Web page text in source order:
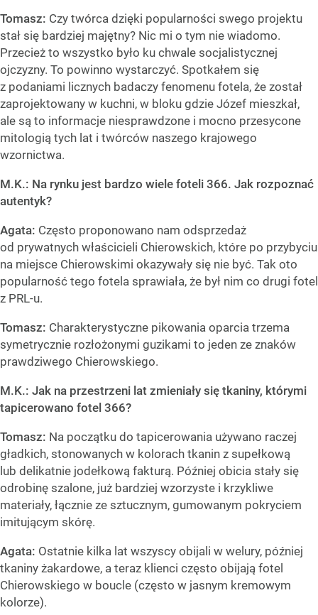
Tomasz: Czy twórca dzięki popularności swego projektu
stał się bardziej majętny? Nic mi o tym nie wiadomo.
Przecież to wszystko było ku chwale socjalistycznej
ojczyzny. To powinno wystarczyć. Spotkałem się
z podaniami licznych badaczy fenomenu fotela, że został
zaprojektowany w kuchni, w bloku gdzie Józef mieszkał,
ale są to informacje niesprawdzone i mocno przesycone
mitologią tych lat i twórców naszego krajowego
wzornictwa.
M.K.: Na rynku jest bardzo wiele foteli 366. Jak rozpoznać
autentyk?
Agata: Często proponowano nam odsprzedaż
od prywatnych właścicieli Chierowskich, które po przybyciu
na miejsce Chierowskimi okazywały się nie być. Tak oto
popularność tego fotela sprawiała, że był nim co drugi fotel
z PRL-u.
Tomasz: Charakterystyczne pikowania oparcia trzema
symetrycznie rozłożonymi guzikami to jeden ze znaków
prawdziwego Chierowskiego.
M.K.: Jak na przestrzeni lat zmieniały się tkaniny, którymi
tapicerowano fotel 366?
Tomasz: Na początku do tapicerowania używano raczej
gładkich, stonowanych w kolorach tkanin z supełkową
lub delikatnie jodełkową fakturą. Później obicia stały się
odrobinę szalone, już bardziej wzorzyste i krzykliwe
materiały, łącznie ze sztucznym, gumowanym pokryciem
imitującym skórę.
Agata: Ostatnie kilka lat wszyscy obijali w welury, później
tkaniny żakardowe, a teraz klienci często obijają fotel
Chierowskiego w boucle (często w jasnym kremowym
kolorze).